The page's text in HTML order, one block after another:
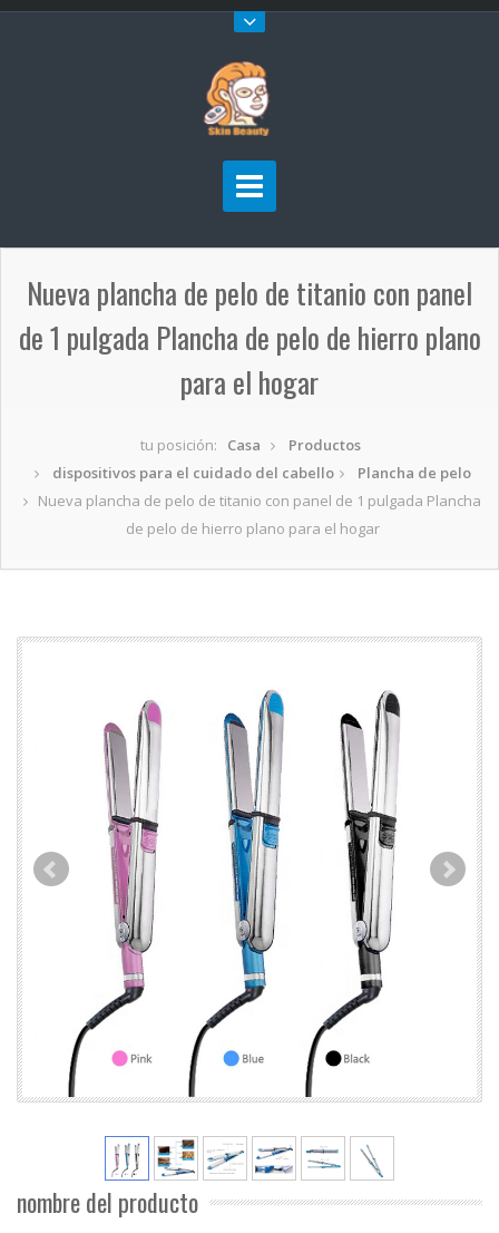
Nueva plancha de pelo de titanio con panel
de 1 pulgada Plancha de pelo de hierro plano
para el hogar
tu posición: Casa
Productos
dispositivos para el cuidado del cabello
Plancha de pelo
Nueva plancha de pelo de titanio con panel de 1 pulgada Plancha
de pelo de hierro plano para el hogar
nombre del producto